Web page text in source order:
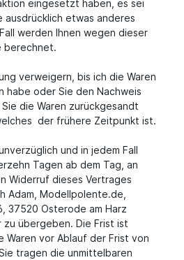
eingesetzt haben, es sei
ausdrücklich etwas anderes
werden Ihnen wegen dieser
berechnet.
verweigern, bis ich die Waren
habe oder Sie den Nachweis
die Waren zurückgesandt
der frühere Zeitpunkt ist.
und in jedem Fall
Tagen ab dem Tag, an
Widerruf dieses Vertrages
Adam, Modellpolente.de,
37520 Osterode am Harz
übergeben. Die Frist ist
Waren vor Ablauf der Frist von
tragen die unmittelbaren